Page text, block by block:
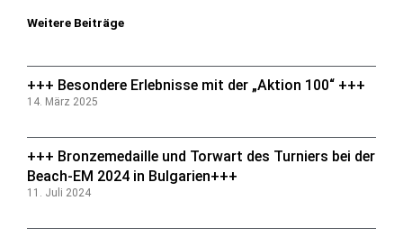
Weitere Beiträge
+++ Besondere Erlebnisse mit der „Aktion 100“ +++
14. März 2025
+++ Bronzemedaille und Torwart des Turniers bei der
Beach-EM 2024 in Bulgarien+++
11. Juli 2024